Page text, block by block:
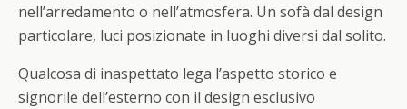
nell’arredamento o nell’atmosfera. Un sofà dal design
particolare, luci posizionate in luoghi diversi dal solito.
Qualcosa di inaspettato lega l’aspetto storico e
signorile dell’esterno con il design esclusivo